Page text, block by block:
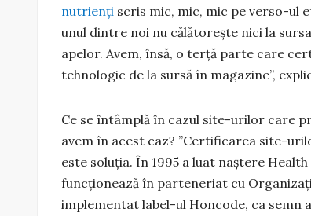
nutrienți scris mic, mic, mic pe verso-ul
unul dintre noi nu călătorește nici la
apelor. Avem, însă, o terță parte care
tehnologic de la sursă în magazine”,
Ce se întâmplă în cazul site-urilor care
avem în acest caz? ”Certificarea site-
este soluția. În 1995 a luat naștere
funcționează în parteneriat cu
implementat label-ul Honcode, ca semn